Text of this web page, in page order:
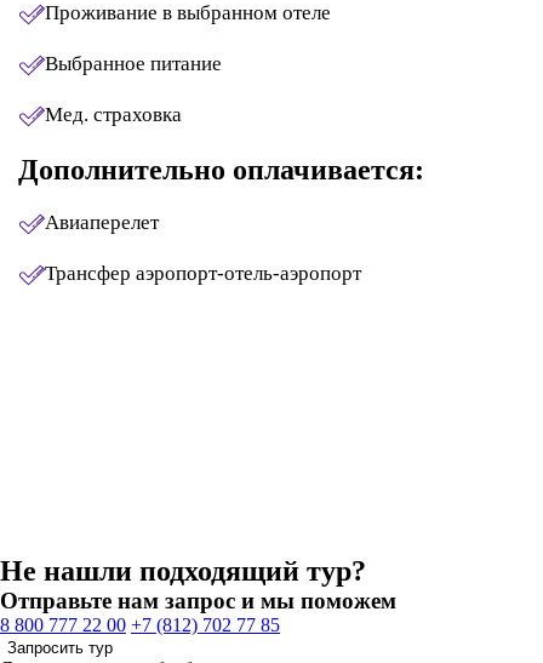
Проживание в выбранном отеле
Выбранное питание
Мед. страховка
Дополнительно оплачивается:
Авиаперелет
Трансфер аэропорт-отель-аэропорт
Не нашли подходящий тур?
Отправьте нам запрос и мы поможем
8 800 777 22 00 +7 (812) 702 77 85
Запросить тур